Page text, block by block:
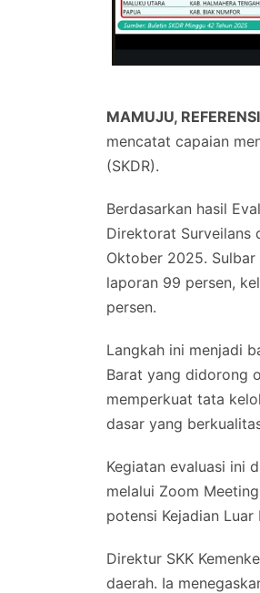
MAMUJU,
mencatat capaian
(SKDR).
Berdasarkan hasil
Direktorat Surveilans
Oktober 2025.
laporan 99 persen,
persen.
Langkah ini menjadi
Barat yang didorong
memperkuat tata
dasar yang
Kegiatan evaluasi ini
melalui Zoom
potensi Kejadian
Direktur SKK
daerah. Ia